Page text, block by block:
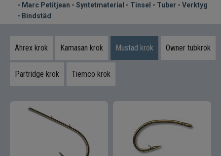
Marc Petitjean
Syntetmaterial
Tinsel
Tuber
Verktyg bindstäd
- Marc Petitjean - Syntetmaterial - Tinsel - Tuber - Verktyg
- Bindstäd
Ahrex krok Kamasan krok Mustad krok Owner tubkrok
Partridge krok Tiemco krok